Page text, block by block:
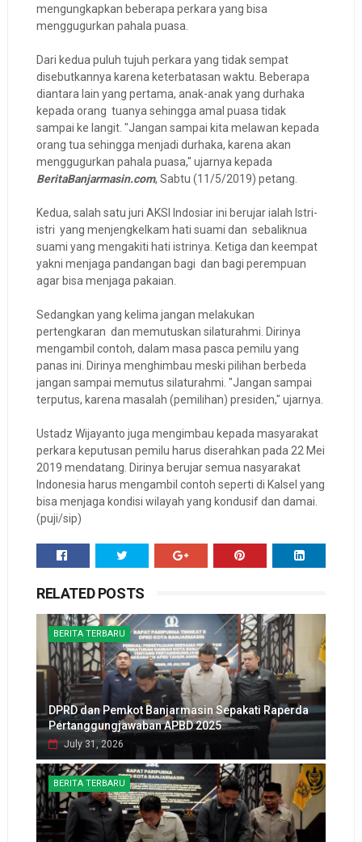
mengungkapkan beberapa perkara yang bisa
menggugurkan pahala puasa.
Dari kedua puluh tujuh perkara yang tidak sempat
disebutkannya karena keterbatasan waktu. Beberapa
diantara lain yang pertama, anak-anak yang durhaka
kepada orang tuanya sehingga amal puasa tidak
sampai ke langit. "Jangan sampai kita melawan kepada
orang tua sehingga menjadi durhaka, karena akan
menggugurkan pahala puasa," ujarnya kepada
BeritaBanjarmasin.com, Sabtu (11/5/2019) petang.
Kedua, salah satu juri AKSI Indosiar ini berujar ialah Istri-
istri yang menjengkelkam hati suami dan sebaliknua
suami yang mengakiti hati istrinya. Ketiga dan keempat
yakni menjaga pandangan bagi dan bagi perempuan
agar bisa menjaga pakaian.
Sedangkan yang kelima jangan melakukan
pertengkaran dan memutuskan silaturahmi. Dirinya
mengambil contoh, dalam masa pasca pemilu yang
panas ini. Dirinya menghimbau meski pilihan berbeda
jangan sampai memutus silaturahmi. "Jangan sampai
terputus, karena masalah (pemilihan) presiden," ujarnya.
Ustadz Wijayanto juga mengimbau kepada masyarakat
perkara keputusan pemilu harus diserahkan pada 22 Mei
2019 mendatang. Dirinya berujar semua nasyarakat
Indonesia harus mengambil contoh seperti di Kalsel yang
bisa menjaga kondisi wilayah yang kondusif dan damai.
(puji/sip)
RELATED POSTS
BERITA TERBARU
DPRD dan Pemkot Banjarmasin Sepakati Raperda
Pertanggungjawaban APBD 2025
July 31, 2026
BERITA TERBARU